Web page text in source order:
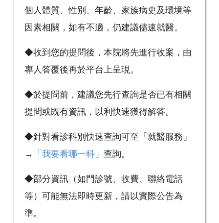
個人體質、性別、年齡、家族病史及環境等
因素相關，如有不適，仍建議儘速就醫。
◆收到您的提問後，本院將先進行收案，由
專人答覆後再於平台上呈現。
◆於提問前，建議您先行查詢是否已有相關
提問或既有資訊，以利快速獲得解答。
◆針對看診科別快速查詢可至「就醫服務」
→
「我要看哪一科」 查詢。
◆部分資訊（如門診號、收費、聯絡電話
等）可能無法即時更新，請以實際公告為
準。